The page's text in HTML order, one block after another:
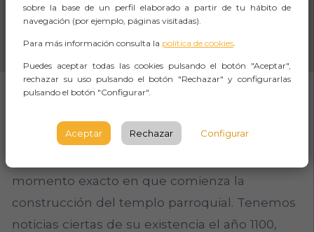
momento exacto en que comienza la
construcción del templo parroquial. Tenemos
noticias ciertas de su existencia el año 1100,
sobre la base de un perfil elaborado a partir de tu hábito de
navegación (por ejemplo, páginas visitadas).
Para más información consulta la política de cookies
Puedes aceptar todas las cookies pulsando el botón "Aceptar",
rechazar su uso pulsando el botón "Rechazar" y configurarlas
pulsando el botón "Configurar".
Aceptar Rechazar Configurar